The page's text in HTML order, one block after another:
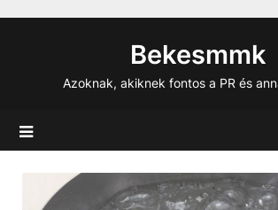
Bekesmmk
Azoknak, akiknek fontos a PR és